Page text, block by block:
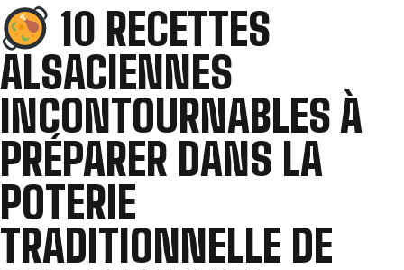
10 RECETTES
ALSACIENNES
INCONTOURNABLES À
PRÉPARER DANS LA
POTERIE
TRADITIONNELLE DE